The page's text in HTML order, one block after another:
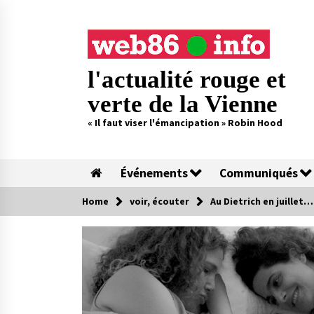
l'actualité rouge et
verte de la Vienne
« Il faut viser l'émancipation » Robin Hood
Événements Communiqués
Home voir, écouter Au Dietrich en juillet…